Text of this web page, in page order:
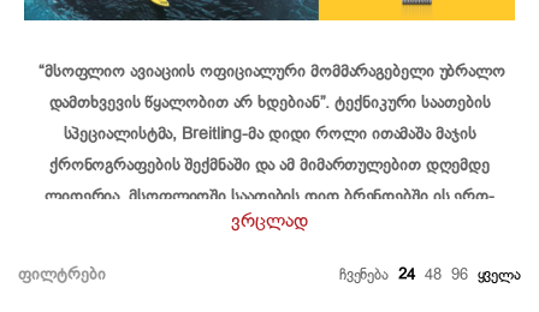
“მსოფლიო ავიაციის ოფიციალური მომმარაგებელი უბრალო
დამთხვევის წყალობით არ ხდებიან”. ტექნიკური საათების
სპეციალისტმა, Breitling-მა დიდი როლი ითამაშა მაჯის
ქრონოგრაფების შექმნაში და ამ მიმართულებით დღემდე
ლიდერია. მსოფლიოში საათების დიდ ბრენდებში ის ერთ-
ერთი იშვიათი კომპანიაა, რომლის ყველა საათსაც
სიზუსტის ყველაზე დიდი გარანტიაა. ბრეიტლინგი ასევე ერთ-
ვრცლად
ᲤᲘᲚᲢᲠᲔᲑᲘ ᲩᲕᲔᲜᲔᲑᲐ 24 48 96 ᲧᲕᲔᲚᲐ